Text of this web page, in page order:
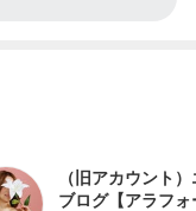
（旧アカウント
ブログ【アラフォ